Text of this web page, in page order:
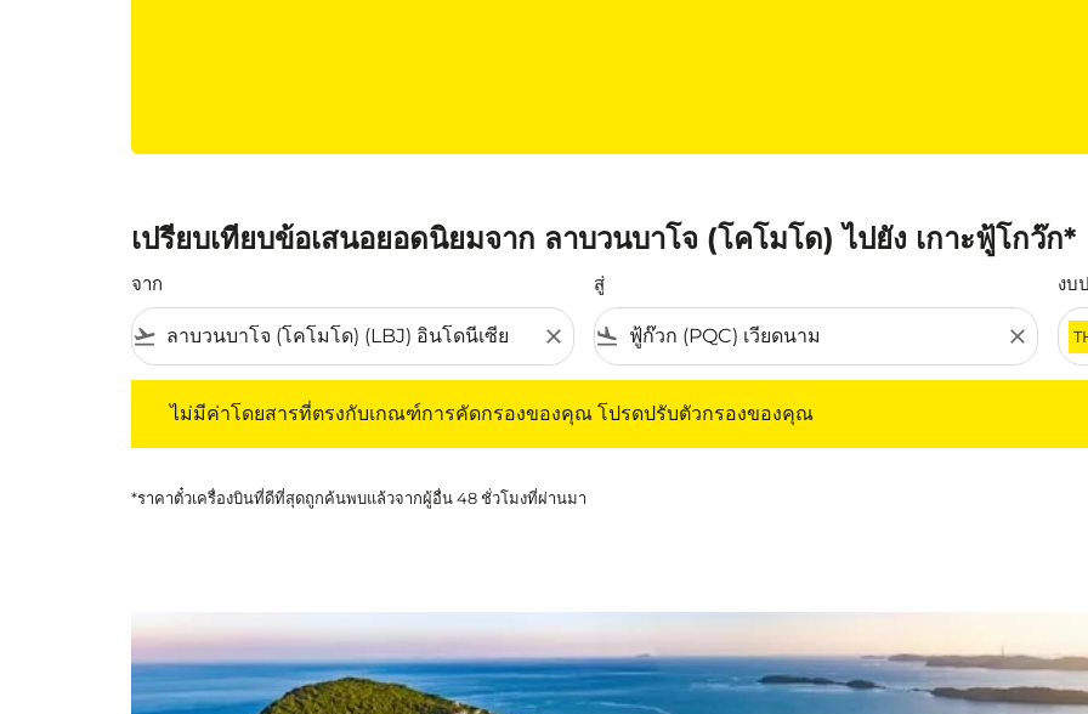
เปรียบเทียบข้อเสนอยอดนิยมจาก ลาบวนบาโจ (โคโมโด) ไปยัง เกาะฟู้โกว๊ก*
จาก
flight_takeoff close
สู่
flight_land close
งบ
ไม่มีค่าโดยสารที่ตรงกับเกณฑ์การคัดกรองของคุณ โปรดปรับตัวกรองของคุณ
*ราคาตั๋วเครื่องบินที่ดีที่สุดถูกค้นพบแล้วจากผู้อื่น 48 ชั่วโมงที่ผ่านมา